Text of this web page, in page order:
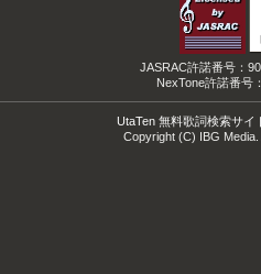
JASRAC許諾番号：
NexTone許諾番号
UtaTen 無料歌詞検索サイ
Copyright (C) IBG Media.